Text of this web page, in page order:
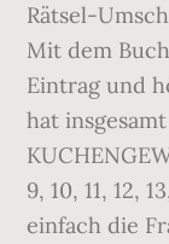
Rätsel-
Mit dem
Eintrag und
hat
9, 10, 11, 12,
einfach die